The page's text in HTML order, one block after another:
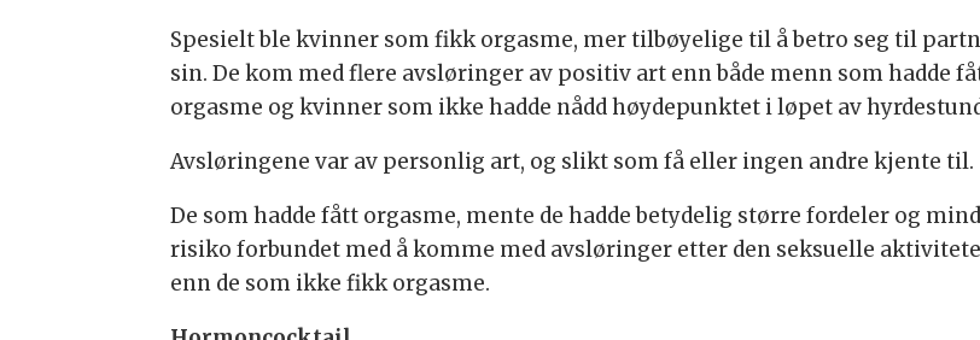
Spesielt ble kvinner som fikk orgasme, mer tilbøyelige til å betro seg til
sin. De kom med flere avsløringer av positiv art enn både menn som hadde
orgasme og kvinner som ikke hadde nådd høydepunktet i løpet av
Avsløringene var av personlig art, og slikt som få eller ingen andre kjente til.
De som hadde fått orgasme, mente de hadde betydelig større fordeler og
risiko forbundet med å komme med avsløringer etter den seksuelle
enn de som ikke fikk orgasme.